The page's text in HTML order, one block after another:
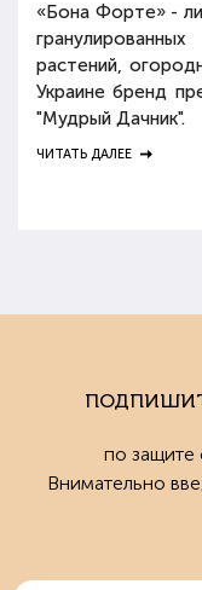
«Бона Форте» -
растений,
Украине бренд
"Мудрый Дачник".
ЧИТАТЬ ДАЛЕЕ
по защите
Внимательно